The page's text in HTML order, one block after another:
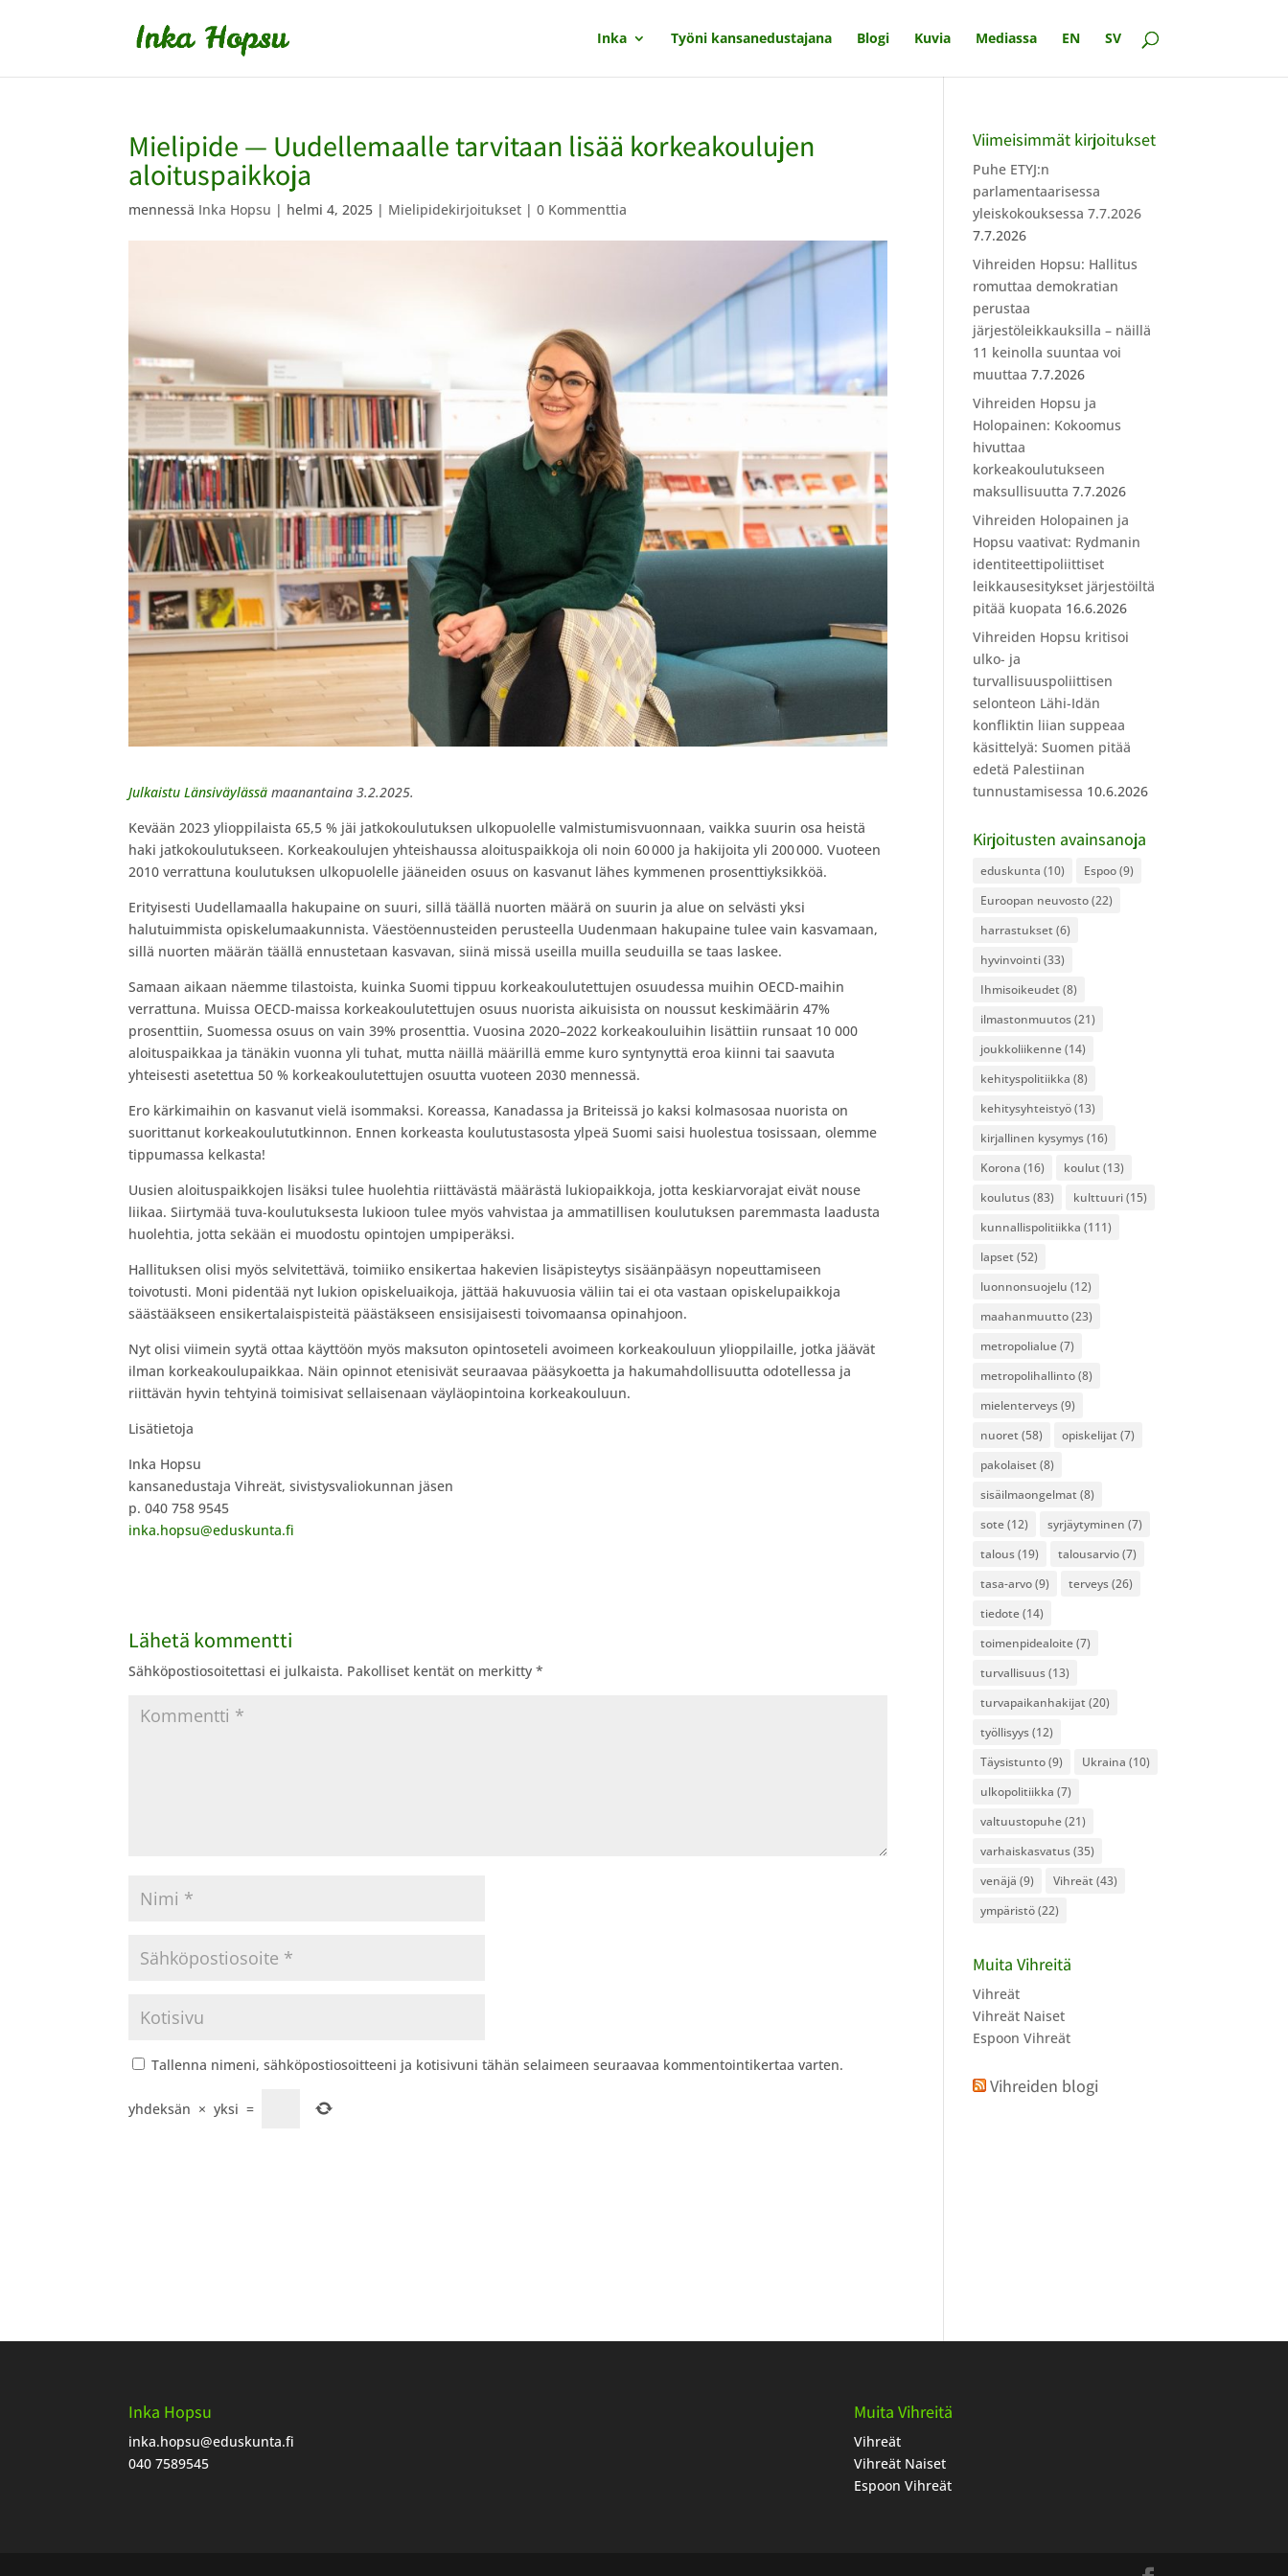
Inka Työni kansanedustajana Blogi Kuvia Mediassa EN SV
Mielipide — Uudellemaalle tarvitaan lisää korkeakoulujen
aloituspaikkoja
mennessä Inka Hopsu | helmi 4, 2025 | Mielipidekirjoitukset |0 Kommenttia
Julkaistu Länsiväylässämaanantaina 3.2.2025.
Kevään 2023 ylioppilaista 65,5 % jäi jatkokoulutuksen ulkopuolelle valmistumisvuonnaan, vaikka suurin osa heistä
haki jatkokoulutukseen. Korkeakoulujen yhteishaussa aloituspaikkoja oli noin 60 000 ja hakijoita yli 200 000. Vuoteen
2010 verrattuna koulutuksen ulkopuolelle jääneiden osuus on kasvanut lähes kymmenen prosenttiyksikköä.
Erityisesti Uudellamaalla hakupaine on suuri, sillä täällä nuorten määrä on suurin ja alue on selvästi yksi
halutuimmista opiskelumaakunnista. Väestöennusteiden perusteella Uudenmaan hakupaine tulee vain kasvamaan,
sillä nuorten määrän täällä ennustetaan kasvavan, siinä missä useilla muilla seuduilla se taas laskee.
Samaan aikaan näemme tilastoista, kuinka Suomi tippuu korkeakoulutettujen osuudessa muihin OECD-maihin
verrattuna. Muissa OECD-maissa korkeakoulutettujen osuus nuorista aikuisista on noussut keskimäärin 47%
prosenttiin, Suomessa osuus on vain 39% prosenttia. Vuosina 2020–2022 korkeakouluihin lisättiin runsaat 10 000
aloituspaikkaa ja tänäkin vuonna yli tuhat, mutta näillä määrillä emme kuro syntynyttä eroa kiinni tai saavuta
yhteisesti asetettua 50 % korkeakoulutettujen osuutta vuoteen 2030 mennessä.
Ero kärkimaihin on kasvanut vielä isommaksi. Koreassa, Kanadassa ja Briteissä jo kaksi kolmasosaa nuorista on
suorittanut korkeakoulututkinnon. Ennen korkeasta koulutustasosta ylpeä Suomi saisi huolestua tosissaan, olemme
tippumassa kelkasta!
Uusien aloituspaikkojen lisäksi tulee huolehtia riittävästä määrästä lukiopaikkoja, jotta keskiarvorajat eivät nouse
liikaa. Siirtymää tuva-koulutuksesta lukioon tulee myös vahvistaa ja ammatillisen koulutuksen paremmasta laadusta
huolehtia, jotta sekään ei muodostu opintojen umpiperäksi.
Hallituksen olisi myös selvitettävä, toimiiko ensikertaa hakevien lisäpisteytys sisäänpääsyn nopeuttamiseen
toivotusti. Moni pidentää nyt lukion opiskeluaikoja, jättää hakuvuosia väliin tai ei ota vastaan opiskelupaikkoja
säästääkseen ensikertalaispisteitä päästäkseen ensisijaisesti toivomaansa opinahjoon.
Nyt olisi viimein syytä ottaa käyttöön myös maksuton opintoseteli avoimeen korkeakouluun ylioppilaille, jotka jäävät
ilman korkeakoulupaikkaa. Näin opinnot etenisivät seuraavaa pääsykoetta ja hakumahdollisuutta odotellessa ja
riittävän hyvin tehtyinä toimisivat sellaisenaan väyläopintoina korkeakouluun.
Lisätietoja
Inka Hopsu
kansanedustaja Vihreät, sivistysvaliokunnan jäsen
p. 040 758 9545
inka.hopsu@eduskunta.fi
Lähetä kommentti
Sähköpostiosoitettasi ei julkaista. Pakolliset kentät on merkitty*
Tallenna nimeni, sähköpostiosoitteeni ja kotisivuni tähän selaimeen seuraavaa kommentointikertaa varten.
yhdeksän × yksi =
Viimeisimmät kirjoitukset
Puhe ETYJ:n
parlamentaarisessa
yleiskokouksessa 7.7.2026
7.7.2026
Vihreiden Hopsu: Hallitus
romuttaa demokratian
perustaa
järjestöleikkauksilla – näillä
11 keinolla suuntaa voi
muuttaa 7.7.2026
Vihreiden Hopsu ja
Holopainen: Kokoomus
hivuttaa
korkeakoulutukseen
maksullisuutta 7.7.2026
Vihreiden Holopainen ja
Hopsu vaativat: Rydmanin
identiteettipoliittiset
leikkausesitykset järjestöiltä
pitää kuopata 16.6.2026
Vihreiden Hopsu kritisoi
ulko- ja
turvallisuuspoliittisen
selonteon Lähi-Idän
konfliktin liian suppeaa
käsittelyä: Suomen pitää
edetä Palestiinan
tunnustamisessa 10.6.2026
Kirjoitusten avainsanoja
eduskunta (10) Espoo(9)
Euroopan neuvosto(22)
harrastukset (6)
hyvinvointi(33)
Ihmisoikeudet (8)
ilmastonmuutos(21)
joukkoliikenne(14)
kehityspolitiikka (8)
kehitysyhteistyö(13)
kirjallinen kysymys(16)
Korona (16) koulut (13)
koulutus(83) kulttuuri(15)
kunnallispolitiikka (111)
lapset (52)
luonnonsuojelu (12)
maahanmuutto(23)
metropolialue(7)
metropolihallinto(8)
mielenterveys(9)
nuoret (58) opiskelijat (7)
pakolaiset (8)
sisäilmaongelmat (8)
sote(12) syrjäytyminen (7)
talous(19) talousarvio(7)
tasa-arvo(9) terveys(26)
tiedote(14)
toimenpidealoite(7)
turvallisuus(13)
turvapaikanhakijat (20)
työllisyys(12)
Täysistunto(9) Ukraina (10)
ulkopolitiikka (7)
valtuustopuhe(21)
varhaiskasvatus(35)
venäjä (9) Vihreät (43)
ympäristö(22)
Muita Vihreitä
Vihreät
Vihreät Naiset
Espoon Vihreät
Vihreiden blogi
Inka Hopsu
inka.hopsu@eduskunta.fi
040 7589545
Muita Vihreitä
Vihreät
Vihreät Naiset
Espoon Vihreät